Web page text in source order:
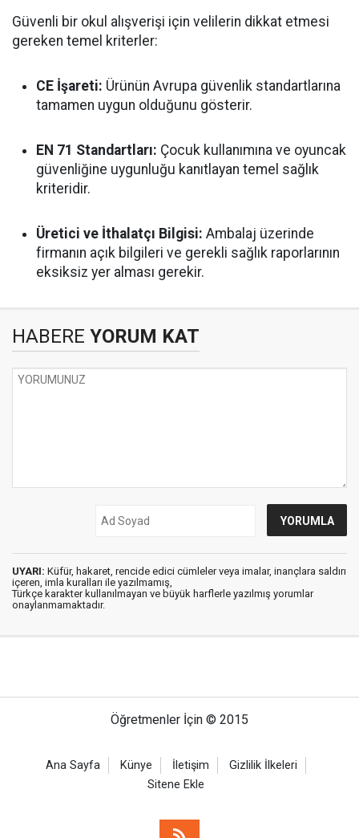
Güvenli bir okul alışverişi için velilerin dikkat etmesi
gereken temel kriterler:
CE İşareti: Ürünün Avrupa güvenlik standartlarına
tamamen uygun olduğunu gösterir.
EN 71 Standartları: Çocuk kullanımına ve oyuncak
güvenliğine uygunluğu kanıtlayan temel sağlık
kriteridir.
Üretici ve İthalatçı Bilgisi: Ambalaj üzerinde
firmanın açık bilgileri ve gerekli sağlık raporlarının
eksiksiz yer alması gerekir.
HABERE YORUM KAT
UYARI: Küfür, hakaret, rencide edici cümleler veya imalar, inançlara saldırı
içeren, imla kuralları ile yazılmamış,
Türkçe karakter kullanılmayan ve büyük harflerle yazılmış yorumlar
onaylanmamaktadır.
Öğretmenler İçin © 2015
Ana Sayfa Künye İletişim
Gizlilik İlkeleri
Sitene Ekle